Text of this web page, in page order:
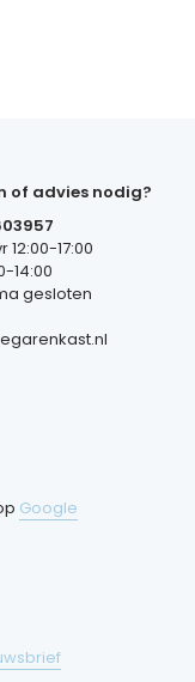
of advies nodig?
12:00-17:00
14:00
gesloten
Google